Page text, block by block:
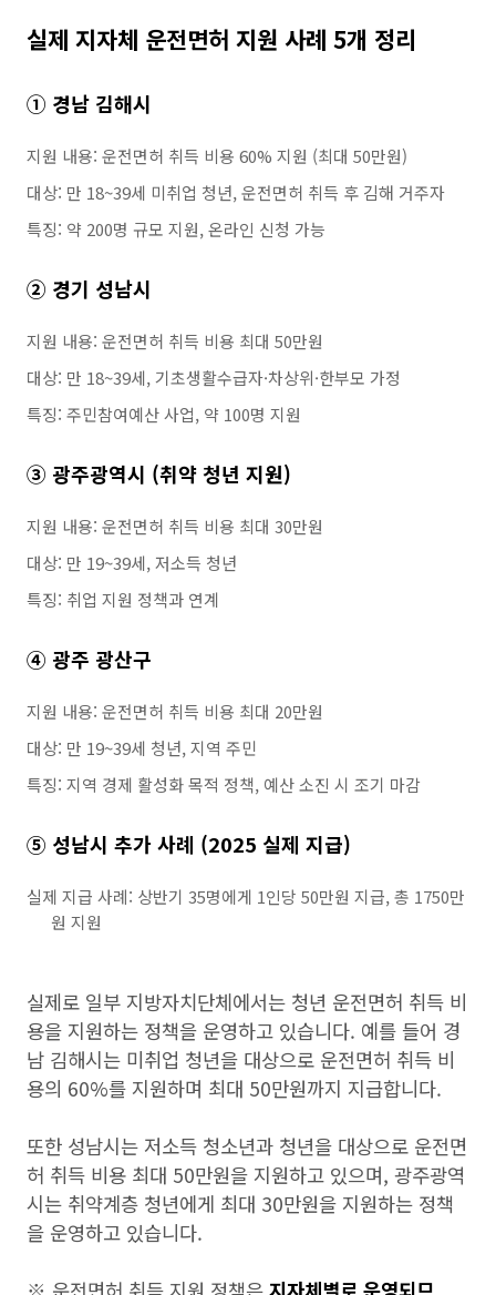
실제 지자체 운전면허 지원 사례 5개 정리
① 경남 김해시
지원 내용: 운전면허 취득 비용 60% 지원 (최대 50만원)
대상: 만 18~39세 미취업 청년, 운전면허 취득 후 김해 거주자
특징: 약 200명 규모 지원, 온라인 신청 가능
② 경기 성남시
지원 내용: 운전면허 취득 비용 최대 50만원
대상: 만 18~39세, 기초생활수급자·차상위·한부모 가정
특징: 주민참여예산 사업, 약 100명 지원
③ 광주광역시 (취약 청년 지원)
지원 내용: 운전면허 취득 비용 최대 30만원
대상: 만 19~39세, 저소득 청년
특징: 취업 지원 정책과 연계
④ 광주 광산구
지원 내용: 운전면허 취득 비용 최대 20만원
대상: 만 19~39세 청년, 지역 주민
특징: 지역 경제 활성화 목적 정책, 예산 소진 시 조기 마감
⑤ 성남시 추가 사례 (2025 실제 지급)
실제 지급 사례: 상반기 35명에게 1인당 50만원 지급, 총 1750만
원 지원
실제로 일부 지방자치단체에서는 청년 운전면허 취득 비
용을 지원하는 정책을 운영하고 있습니다. 예를 들어 경
남 김해시는 미취업 청년을 대상으로 운전면허 취득 비
용의 60%를 지원하며 최대 50만원까지 지급합니다.
또한 성남시는 저소득 청소년과 청년을 대상으로 운전면
허 취득 비용 최대 50만원을 지원하고 있으며, 광주광역
시는 취약계층 청년에게 최대 30만원을 지원하는 정책
을 운영하고 있습니다.